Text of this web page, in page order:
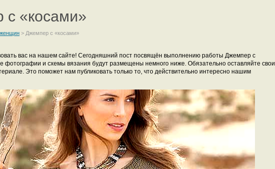
с «косами»
> Джемпер с «косами»
вас на нашем сайте! Сегодняшний пост посвящён выполнению работы Джемпер с
фотографии и схемы вязания будут размещены немного ниже. Обязательно оставляйте свои
Это поможет нам публиковать только то, что действительно интересно нашим